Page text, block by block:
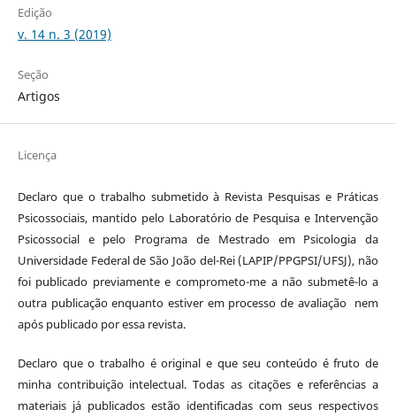
Edição
v. 14 n. 3 (2019)
Seção
Artigos
Licença
Declaro que o trabalho submetido à Revista Pesquisas e Práticas
Psicossociais, mantido pelo Laboratório de Pesquisa e Intervenção
Psicossocial e pelo Programa de Mestrado em Psicologia da
Universidade Federal de São João del-Rei (LAPIP/PPGPSI/UFSJ), não
foi publicado previamente e comprometo-me a não submetê-lo a
outra publicação enquanto estiver em processo de avaliação nem
após publicado por essa revista.
Declaro que o trabalho é original e que seu conteúdo é fruto de
minha contribuição intelectual. Todas as citações e referências a
materiais já publicados estão identificadas com seus respectivos